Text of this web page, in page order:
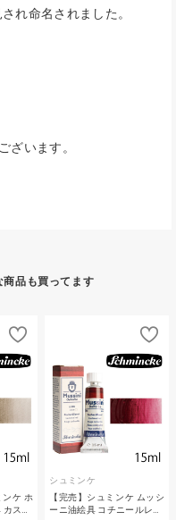
れ命名されました。
ざいます。
商品も買ってます
ンケ ホ
ス…
シュミンケ
【完売】シュミンケ ムッシ
ーニ油絵具 コチニールレ…